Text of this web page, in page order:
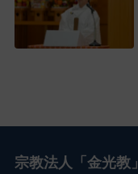
宗教法人「金光教」